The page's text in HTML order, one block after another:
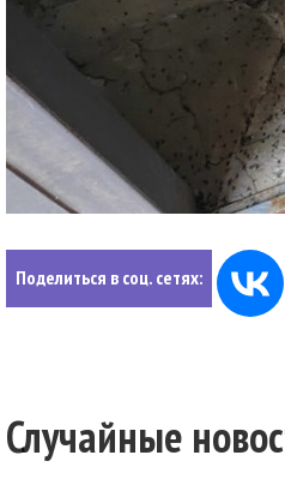
Поделиться в соц. сетях:
Случайные